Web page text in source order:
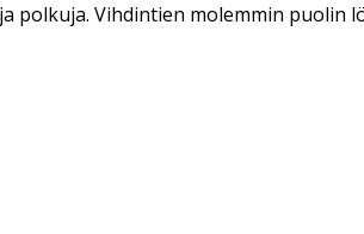
polkuja. Vihdintien molemmin puolin